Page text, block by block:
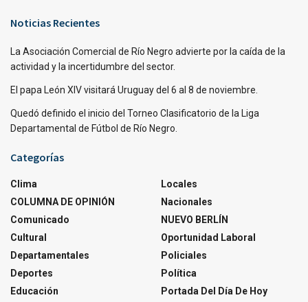
Noticias Recientes
La Asociación Comercial de Río Negro advierte por la caída de la
actividad y la incertidumbre del sector.
El papa León XIV visitará Uruguay del 6 al 8 de noviembre.
Quedó definido el inicio del Torneo Clasificatorio de la Liga
Departamental de Fútbol de Río Negro.
Categorías
Clima
COLUMNA DE OPINIÓN
Comunicado
Cultural
Departamentales
Deportes
Educación
Locales
Nacionales
NUEVO BERLÍN
Oportunidad Laboral
Policiales
Política
Portada Del Día De Hoy